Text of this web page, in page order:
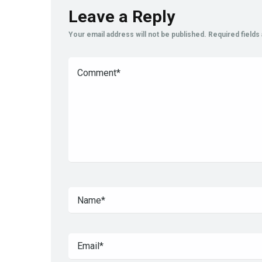
Leave a Reply
Your email address will not be published. Required fields